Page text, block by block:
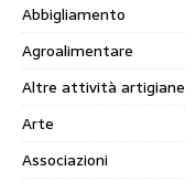
Abbigliamento
Agroalimentare
Altre attività artigiane
Arte
Associazioni